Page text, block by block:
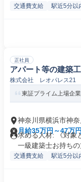
交通費支給 駅近5分以
正社員
アパート等の建築
株式会社 レオパレス21
東証プライム上場企
神奈川県横浜市神
月給35万円～47万円
求める人材: 《対象
一級建築士お持ちの
交通費支給 駅近5分以